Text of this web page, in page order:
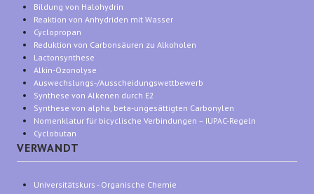
Bildung von Halohydrin
Reaktion von Anhydriden mit Wasser
Cyclopropan
Reduktion von Carbonsäuren zu Alkoholen
Lactonsynthese
Alkin-Ozonolyse
Auswechslungs-/Ausscheidungswettbewerb
Synthese von Alkenen durch E2
Synthese von alpha, beta-ungesättigten Carbonylen
Nomenklatur für bicyclische Verbindungen – IUPAC-Regeln
Cyclobutan
VERWANDT
Universitätskurs - Organische Chemie